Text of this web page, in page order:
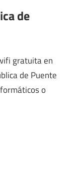
de
gratuita en
de Puente
o